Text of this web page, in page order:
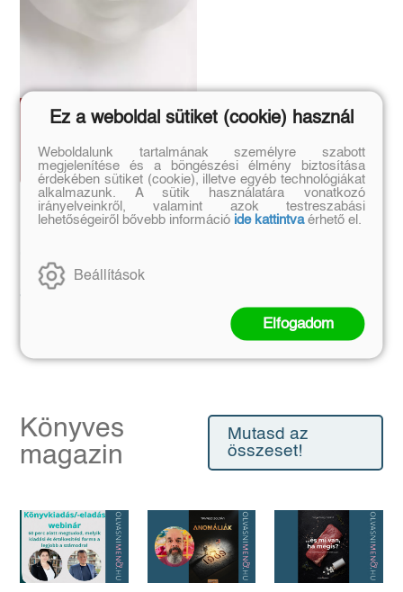
Dorottya
(E-könyv)
Eredeti ár:
380 Ft
Könyves
magazin
Mutasd az
összeset!
Ez a weboldal sütiket (cookie) használ
Weboldalunk tartalmának személyre szabott
megjelenítése és a böngészési élmény biztosítása
érdekében sütiket (cookie), illetve egyéb technológiákat
alkalmazunk. A sütik használatára vonatkozó
irányelveinkről, valamint azok testreszabási
lehetőségeiről bővebb információ ide kattintvaérhető el.
Beállítások
Elfogadom